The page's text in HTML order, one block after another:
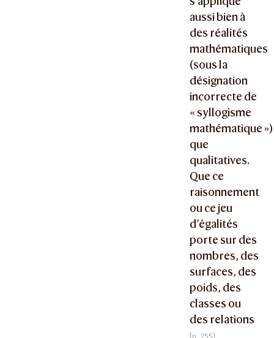
aussi bien à
des réalités
mathématiques
(sous la
désignation
incorrecte de
« syllogisme
mathématique »)
que
qualitatives.
Que ce
raisonnement
ou ce jeu
d’égalités
porte sur des
nombres, des
surfaces, des
poids, des
classes ou
des relations